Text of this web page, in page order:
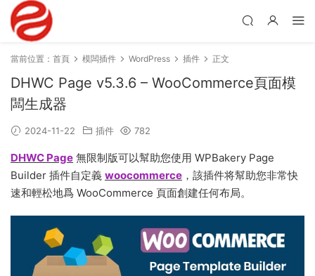
當前位置： 首頁 模闆插件 WordPress 插件 正文
DHWC Page v5.3.6 – WooCommerce頁面模
闆生成器
2024-11-22 插件 782
DHWC Page 無限制版可以幫助您使用 WPBakery Page
Builder 插件自定義 woocommerce ，該插件将幫助您非常快
速和輕松地爲 WooCommerce 頁面創建任何布局。